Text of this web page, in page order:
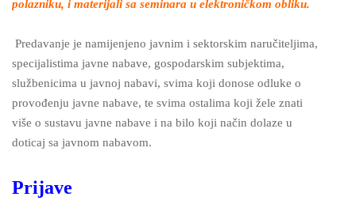
polazniku, i materijali sa seminara u elektroničkom obliku.
Predavanje je namijenjeno javnim i sektorskim naručiteljima,
specijalistima javne nabave, gospodarskim subjektima,
službenicima u javnoj nabavi, svima koji donose odluke o
provođenju javne nabave, te svima ostalima koji žele znati
više o sustavu javne nabave i na bilo koji način dolaze u
doticaj sa javnom nabavom.
Prijave